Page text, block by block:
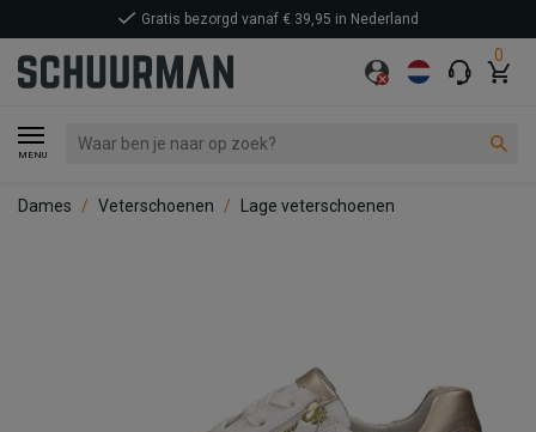
0
MENU
Gratis bezorgd vanaf € 39,95 in Nederland
Dames Veterschoenen Lage veterschoenen